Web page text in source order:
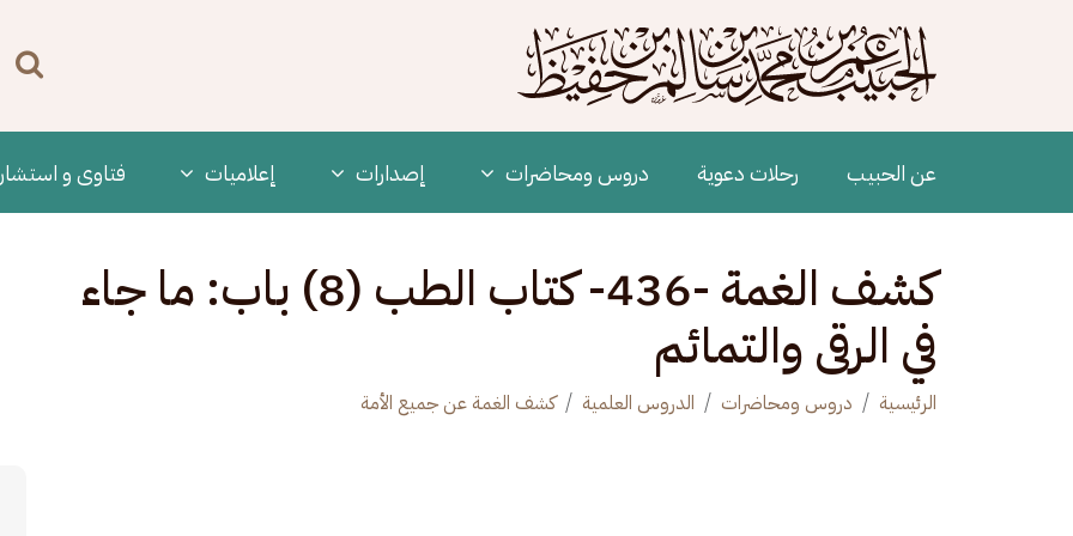
Main navigation
عن الحبيب رحلات دعوية دروس ومحاضرات ‫إصدارات إعلاميات فتاوى و
كشف الغمة -436- كتاب الطب (8) باب: ما جاء
في الرقى والتمائم
الرئيسية دروس ومحاضرات الدروس العلمية كشف الغمة عن جميع الأمة